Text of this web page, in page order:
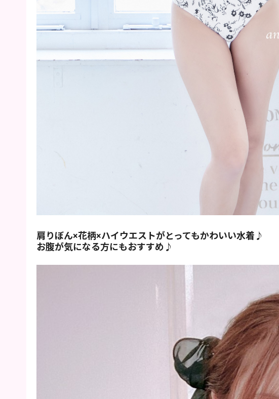
肩りぼん×花柄×ハイウエストがとってもかわいい水着♪
お腹が気になる方にもおすすめ♪